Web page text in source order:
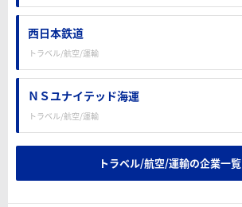
西日本鉄道
トラベル/航空/運輸
ＮＳユナイテッド海運
トラベル/航空/運輸
トラベル/航空/運輸の企業一覧